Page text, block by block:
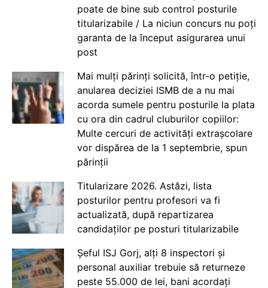
poate de bine sub control posturile
titularizabile / La niciun concurs nu poți
garanta de la început asigurarea unui
post
Mai mulți părinți solicită, într-o petiție,
anularea deciziei ISMB de a nu mai
acorda sumele pentru posturile la plata
cu ora din cadrul cluburilor copiilor:
Multe cercuri de activități extrașcolare
vor dispărea de la 1 septembrie, spun
părinții
Titularizare 2026. Astăzi, lista
posturilor pentru profesori va fi
actualizată, după repartizarea
candidaților pe posturi titularizabile
Șeful ISJ Gorj, alți 8 inspectori și
personal auxiliar trebuie să returneze
peste 55.000 de lei, bani acordați